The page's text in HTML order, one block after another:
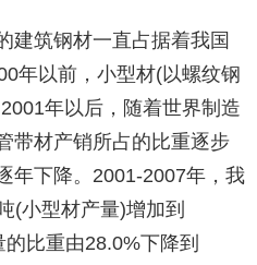
筑钢材一直占据着我国
年以前，小型材(以螺纹钢
年以后，随着世界制造
带材产销所占的比重逐步
年下降。2001-2007年，我
(小型材产量)增加到
比重由28.0%下降到